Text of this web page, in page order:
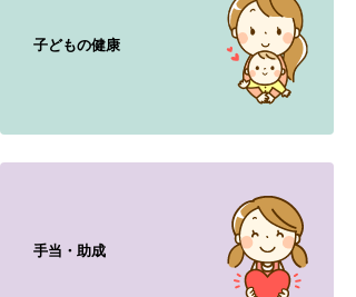
子どもの健康
手当・助成